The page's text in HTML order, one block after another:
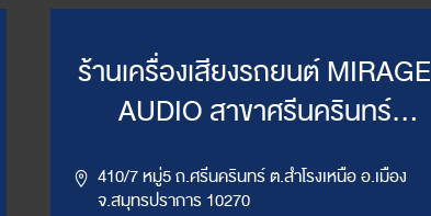
ร้านเครื่องเสียงรถยนต์ MIRAGE
AUDIO สาขาศรีนครินทร์
410/7 หมู่5 ถ.ศรีนครินทร์ ต.สำโรงเหนือ อ.เมือง
จ.สมุทรปราการ 10270